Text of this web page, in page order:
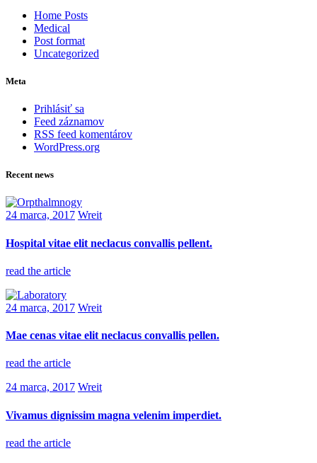
Home Posts
Medical
Post format
Uncategorized
Meta
Prihlásiť sa
Feed záznamov
RSS feed komentárov
WordPress.org
Recent news
24 marca, 2017 Wreit
Hospital vitae elit neclacus convallis pellent.
read the article
24 marca, 2017 Wreit
Mae cenas vitae elit neclacus convallis pellen.
read the article
24 marca, 2017 Wreit
Vivamus dignissim magna velenim imperdiet.
read the article